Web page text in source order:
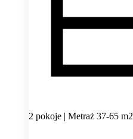
2 pokoje | Metraż 37-65 m2